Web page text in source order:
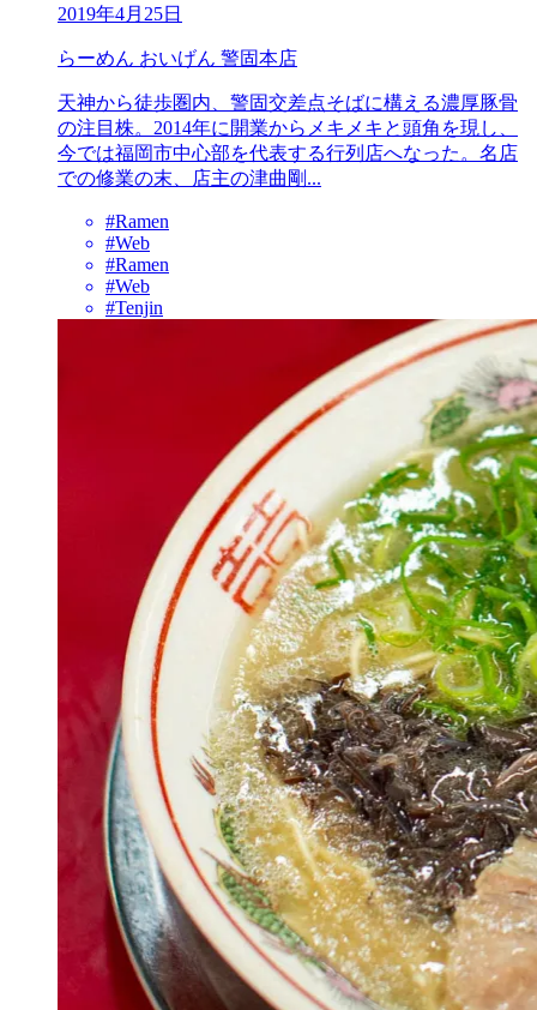
2019年4月25日
らーめん おいげん 警固本店
天神から徒歩圏内、警固交差点そばに構える濃厚豚骨
の注目株。2014年に開業からメキメキと頭角を現し、
今では福岡市中心部を代表する行列店へなった。名店
での修業の末、店主の津曲剛...
#Ramen
#Web
#Ramen
#Web
#Tenjin